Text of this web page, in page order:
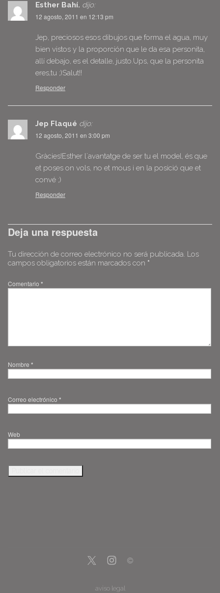
Esther Bahí. dijo:
12 agosto, 2011 en 12:13 pm
Jep, preciosos esos dibujos que forma el agua, muy
bien vistos y la proporción que le da esa personita,
allí debajo, es el detalle, justo.Ups, que la personita
eres,tu ;)Salut!!
Responder
Jep Flaqué dijo:
12 agosto, 2011 en 3:00 pm
Gràcies!Esther l´avantatge de ser tu el model, és que
et poses on vols, no et mous i en la posició que et
convé ;)
Responder
Deja una respuesta
Tu dirección de correo electrónico no será publicada. Los
campos obligatorios están marcados con *
Comentario *
Nombre *
Correo electrónico *
Web
aviso legal